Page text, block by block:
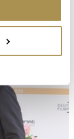
Lage
genau sein
identifizieren
Daten
im